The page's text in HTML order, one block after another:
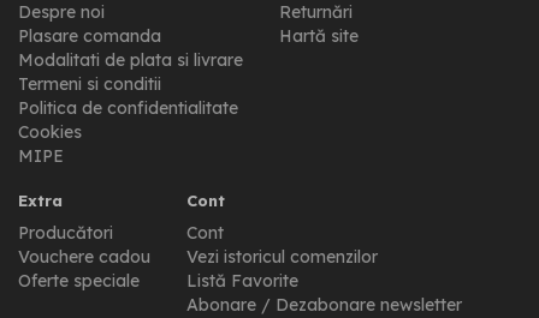
Despre noi
Plasare comanda
Modalitati de plata si livrare
Termeni si conditii
Politica de confidentialitate
Cookies
MIPE
Returnări
Hartă site
Extra
Producători
Vouchere cadou
Oferte speciale
Cont
Cont
Vezi istoricul comenzilor
Listă Favorite
Abonare / Dezabonare newsletter